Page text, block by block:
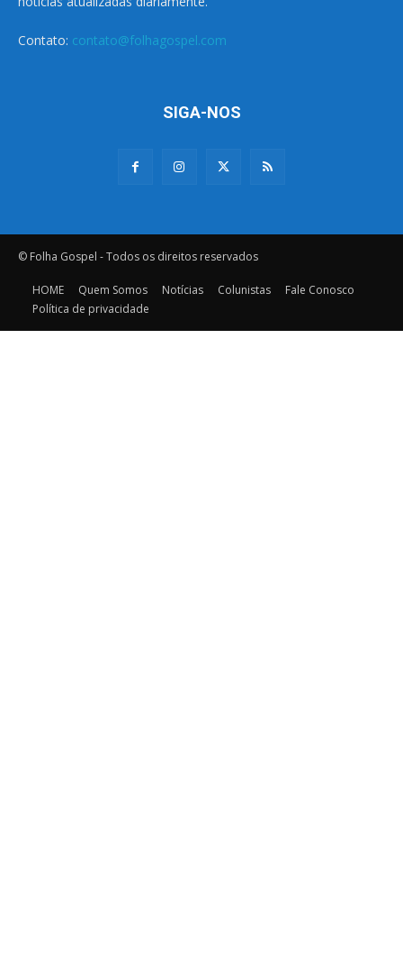
Contato: contato@folhagospel.com
SIGA-NOS
© Folha Gospel - Todos os direitos reservados
HOME Quem Somos Notícias Colunistas
Fale Conosco
Política de privacidade